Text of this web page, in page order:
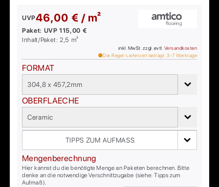
UVP46,00 € / m²
Paket: UVP115,00 €
Inhalt/Paket:2,5 m²
inkl. MwSt. zzgl. evtl. Versandkosten
Die Regel-Lieferzeit beträgt: 3-7 Werktage
FORMAT
304,8 x 457,2mm
OBERFLAECHE
Ceramic
TIPPS ZUM AUFMASS
Mengenberechnung
Hier kannst du die benötigte Menge an Paketen berechnen. Bitte
denke an die notwendige Verschnittzugabe (siehe: Tipps zum
Aufmaß).